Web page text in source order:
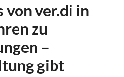
ver.di in
zu
–
gibt